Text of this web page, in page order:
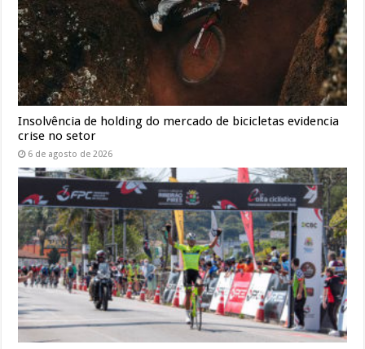
Insolvência de holding do mercado de bicicletas evidencia
crise no setor
6 de agosto de 2026